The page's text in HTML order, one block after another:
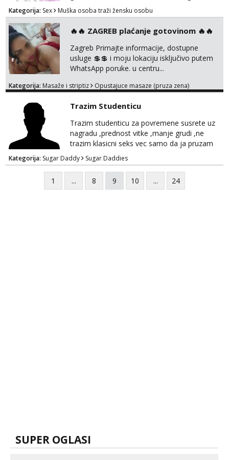
Zagreb i okolica. Whatsap, Viber 0958068368
Kategorija: Sex Muška osoba traži žensku osobu
🔥🔥 ZAGREB plaćanje gotovinom 🔥🔥
Zagreb Primajte informacije, dostupne
usluge 💲💲 i moju lokaciju isključivo putem
WhatsApp poruke. u centru...
Kategorija: Masaže i striptiz Opustajuce masaze (pruza zena)
Trazim Studenticu
Trazim studenticu za povremene susrete uz
nagradu ,prednost vitke ,manje grudi ,ne
trazim klasicni seks vec samo da ja pruzam
oral itd.....Javljanje na whatsapp sa
normalnom slikom ne trazim golotinju
,diskrecju dajem 100% i trazim istu.
Kategorija: Sugar Daddy Sugar Daddies
1 ... 8 9 10 ... 24
SUPER OGLASI